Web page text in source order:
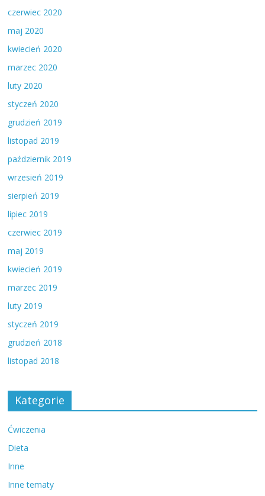
czerwiec 2020
maj 2020
kwiecień 2020
marzec 2020
luty 2020
styczeń 2020
grudzień 2019
listopad 2019
październik 2019
wrzesień 2019
sierpień 2019
lipiec 2019
czerwiec 2019
maj 2019
kwiecień 2019
marzec 2019
luty 2019
styczeń 2019
grudzień 2018
listopad 2018
Kategorie
Ćwiczenia
Dieta
Inne
Inne tematy